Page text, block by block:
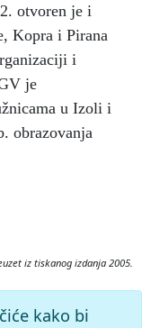
otvoren je i
Kopra i Pirana
i
je
u Izoli i
obrazovanja
iz tiskanog izdanja 2005.
(2005), mrežno
kako bi